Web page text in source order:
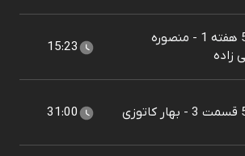
فصل 5 هفته 1 - منصوره
زاده
15:23
31:00